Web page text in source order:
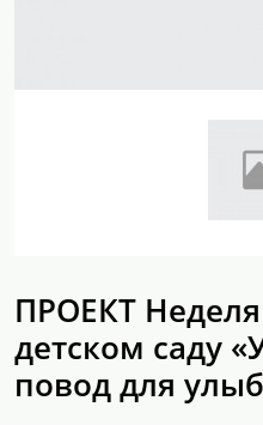
ПРОЕКТ
детском саду
повод для